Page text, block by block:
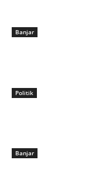
Banjar
Politik
Banjar